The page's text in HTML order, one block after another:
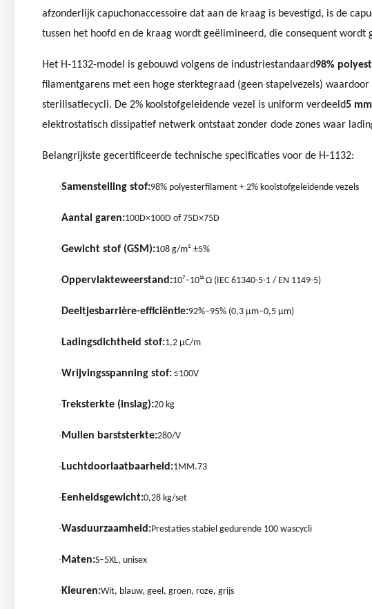
afzonderlijk capuchonaccessoire dat aan de kraag is bevestigd, is de
tussen het hoofd en de kraag wordt geëlimineerd, die consequent
Het H-1132-model is gebouwd volgens de industriestandaard98%
filamentgarens met een hoge sterktegraad (geen stapelvezels)
sterilisatiecycli. De 2% koolstofgeleidende vezel is uniform verdeeld5
elektrostatisch dissipatief netwerk ontstaat zonder dode zones waar
Belangrijkste gecertificeerde technische specificaties voor de H-1132:
·Samenstelling stof:98% polyesterfilament + 2% koolstofgeleidende vezels
·Aantal garen:100D×100D of 75D×75D
·Gewicht stof (GSM):108 g/m² ±5%
·Oppervlakteweerstand:10⁷–10¹¹ Ω (IEC 61340-5-1 / EN 1149-5)
· Deeltjesbarrière-efficiëntie:92%–95% (0,3 μm–0,5 μm)
· Ladingsdichtheid stof:1,2 µC/m
·Wrijvingsspanning stof: ≤100V
·Treksterkte (inslag):20 kg
· Mullen barststerkte:280/V
· Luchtdoorlaatbaarheid:1MM.73
· Eenheidsgewicht:0,28 kg/set
·Wasduurzaamheid:Prestaties stabiel gedurende 100 wascycli
· Maten:S–5XL, unisex
· Kleuren:Wit, blauw, geel, groen, roze, grijs